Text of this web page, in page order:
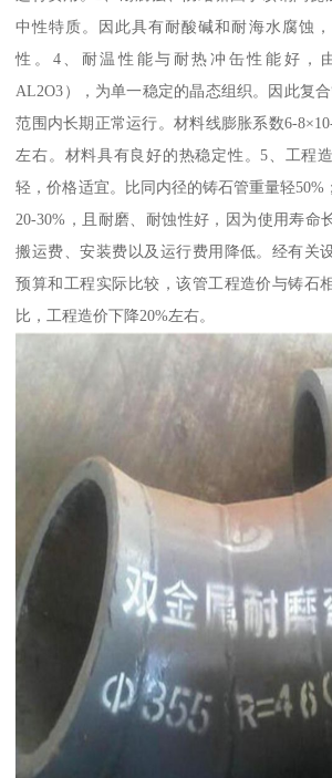
中性特质。因此具有耐酸碱和耐海水腐蚀
性。4、耐温性能与耐热冲缶性能好，
AL2O3），为单一稳定的晶态组织。因此复
范围内长期正常运行。材料线膨胀系数6-
左右。材料具有良好的热稳定性。5、工程
轻，价格适宜。比同内径的铸石管重量轻50%
20-30%，且耐磨、耐蚀性好，因为使用寿命
搬运费、安装费以及运行费用降低。经有关
预算和工程实际比较，该管工程造价与铸石
比，工程造价下降20%左右。